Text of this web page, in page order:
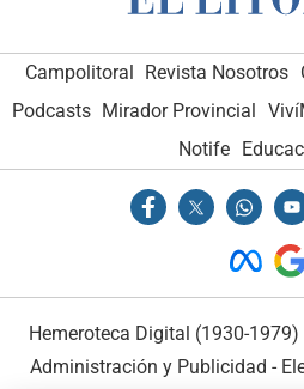
Campolitoral Revista Nosotros
Podcasts Mirador Provincial
Notife
Hemeroteca Digital (1930-1979)
Administración y Publicidad -